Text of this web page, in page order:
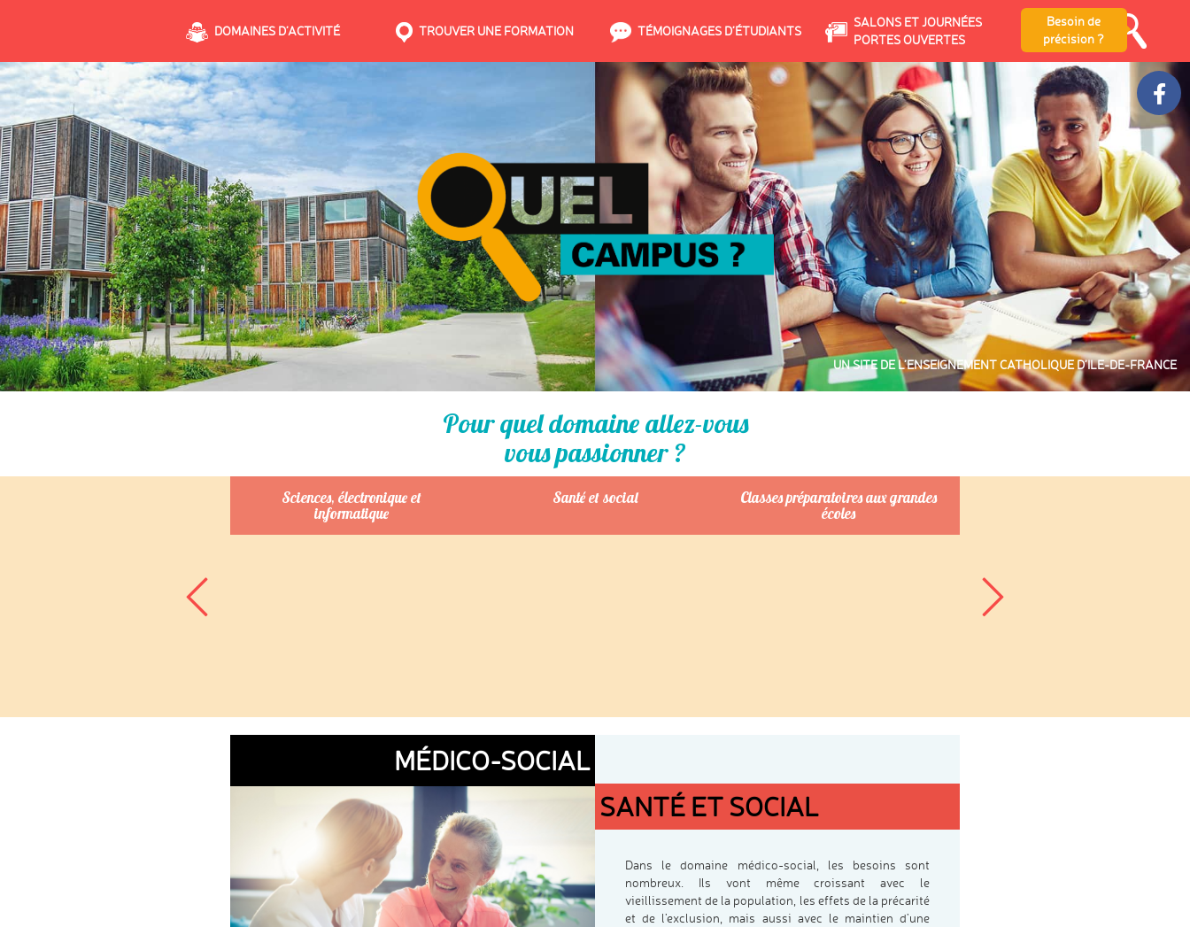
DOMAINES D’ACTIVITÉ TROUVER UNE FORMATION TÉMOIGNAGES D’ÉTUDIANTS
SALONS ET JOURNÉES
PORTES OUVERTES
Besoin de
précision ?
UN SITE DE L’ENSEIGNEMENT CATHOLIQUE D’ILE-DE-FRANCE
Pour quel domaine allez-vous
vous passionner ?
Sciences, électronique et
informatique
Santé et social
Classes préparatoires aux grandes
écoles
MÉDICO-SOCIAL
SANTÉ ET SOCIAL
Dans le domaine médico-social, les besoins sont
nombreux. Ils vont même croissant avec le
vieillissement de la population, les effets de la précarité
et de l’exclusion, mais aussi avec le maintien d’une